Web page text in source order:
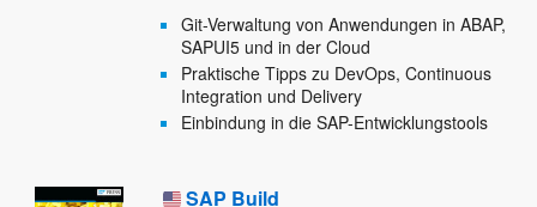
Git-Verwaltung von Anwendungen in ABAP,
SAPUI5 und in der Cloud
Praktische Tipps zu DevOps, Continuous
Integration und Delivery
Einbindung in die SAP-Entwicklungstools
SAP Build